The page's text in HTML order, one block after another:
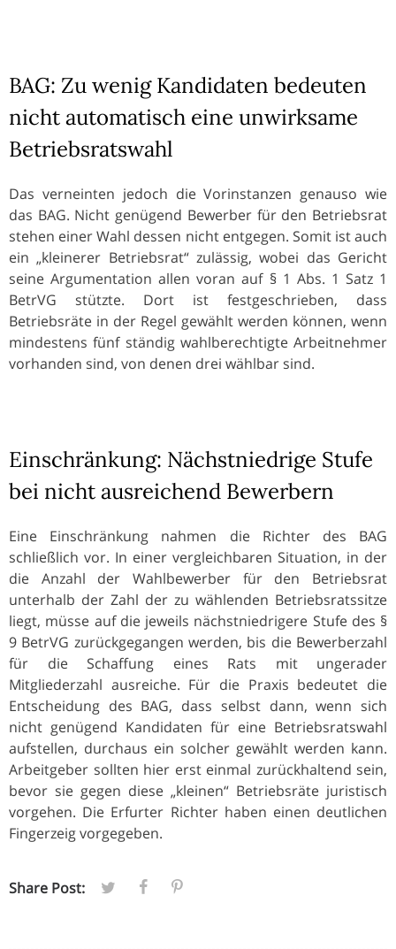
BAG: Zu wenig Kandidaten bedeuten
nicht automatisch eine unwirksame
Betriebsratswahl
Das verneinten jedoch die Vorinstanzen genauso wie
das BAG. Nicht genügend Bewerber für den Betriebsrat
stehen einer Wahl dessen nicht entgegen. Somit ist auch
ein „kleinerer Betriebsrat“ zulässig, wobei das Gericht
seine Argumentation allen voran auf § 1 Abs. 1 Satz 1
BetrVG stützte. Dort ist festgeschrieben, dass
Betriebsräte in der Regel gewählt werden können, wenn
mindestens fünf ständig wahlberechtigte Arbeitnehmer
vorhanden sind, von denen drei wählbar sind.
Einschränkung: Nächstniedrige Stufe
bei nicht ausreichend Bewerbern
Eine Einschränkung nahmen die Richter des BAG
schließlich vor. In einer vergleichbaren Situation, in der
die Anzahl der Wahlbewerber für den Betriebsrat
unterhalb der Zahl der zu wählenden Betriebsratssitze
liegt, müsse auf die jeweils nächstniedrigere Stufe des §
9 BetrVG zurückgegangen werden, bis die Bewerberzahl
für die Schaffung eines Rats mit ungerader
Mitgliederzahl ausreiche. Für die Praxis bedeutet die
Entscheidung des BAG, dass selbst dann, wenn sich
nicht genügend Kandidaten für eine Betriebsratswahl
aufstellen, durchaus ein solcher gewählt werden kann.
Arbeitgeber sollten hier erst einmal zurückhaltend sein,
bevor sie gegen diese „kleinen“ Betriebsräte juristisch
vorgehen. Die Erfurter Richter haben einen deutlichen
Fingerzeig vorgegeben.
Share Post: